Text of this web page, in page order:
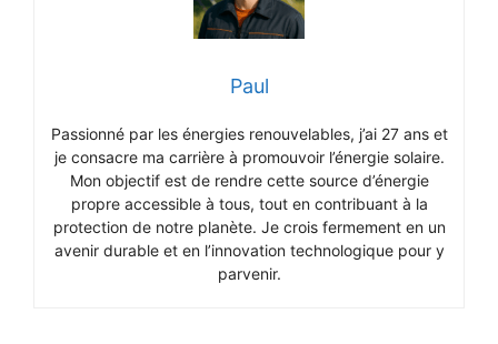
Paul
Passionné par les énergies renouvelables, j’ai 27 ans et
je consacre ma carrière à promouvoir l’énergie solaire.
Mon objectif est de rendre cette source d’énergie
propre accessible à tous, tout en contribuant à la
protection de notre planète. Je crois fermement en un
avenir durable et en l’innovation technologique pour y
parvenir.